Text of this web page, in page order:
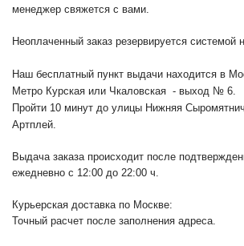
менеджер свяжется с вами.
Неоплаченный заказ резервируется системой
Наш бесплатный пункт выдачи находится в
Метро Курская или Чкаловская - выход № 6.
Пройти 10 минут до улицы Нижняя
Артплей.
Выдача заказа происходит после
ежедневно с 12:00 до 22:00 ч.
Курьерская доставка по Москве:
Точный расчет после заполнения адреса.